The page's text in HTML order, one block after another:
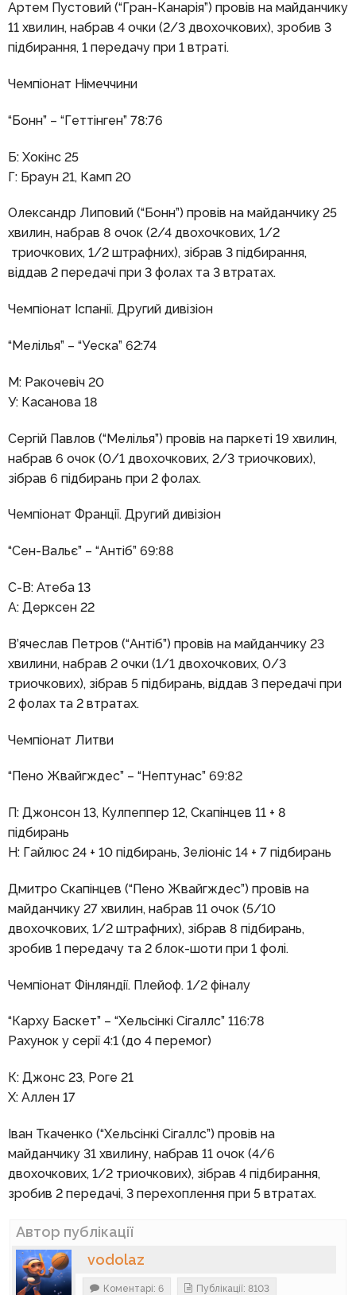
Артем Пустовий (“Гран-Канарія”) провів на майданчику
11 хвилин, набрав 4 очки (2/3 двохочкових), зробив 3
підбирання, 1 передачу при 1 втраті.
Чемпіонат Німеччини
“Бонн” – “Геттінген” 78:76
Б: Хокінс 25
Г: Браун 21, Камп 20
Олександр Липовий (“Бонн”) провів на майданчику 25
хвилин, набрав 8 очок (2/4 двохочкових, 1/2
триочкових, 1/2 штрафних), зібрав 3 підбирання,
віддав 2 передачі при 3 фолах та 3 втратах.
Чемпіонат Іспанії. Другий дивізіон
“Мелілья” – “Уеска” 62:74
М: Ракочевіч 20
У: Касанова 18
Сергій Павлов (“Мелілья”) провів на паркеті 19 хвилин,
набрав 6 очок (0/1 двохочкових, 2/3 триочкових),
зібрав 6 підбирань при 2 фолах.
Чемпіонат Франції. Другий дивізіон
“Сен-Вальє” – “Антіб” 69:88
С-В: Атеба 13
А: Дерксен 22
В’ячеслав Петров (“Антіб”) провів на майданчику 23
хвилини, набрав 2 очки (1/1 двохочкових, 0/3
триочкових), зібрав 5 підбирань, віддав 3 передачі при
2 фолах та 2 втратах.
Чемпіонат Литви
“Пено Жвайгждес” – “Нептунас” 69:82
П: Джонсон 13, Кулпеппер 12, Скапінцев 11 + 8
підбирань
Н: Гайлюс 24 + 10 підбирань, Зеліоніс 14 + 7 підбирань
Дмитро Скапінцев (“Пено Жвайгждес”) провів на
майданчику 27 хвилин, набрав 11 очок (5/10
двохочкових, 1/2 штрафних), зібрав 8 підбирань,
зробив 1 передачу та 2 блок-шоти при 1 фолі.
Чемпіонат Фінляндії. Плейоф. 1/2 фіналу
“Карху Баскет” – “Хельсінкі Сігаллс” 116:78
Рахунок у серії 4:1 (до 4 перемог)
К: Джонс 23, Роге 21
Х: Аллен 17
Іван Ткаченко (“Хельсінкі Сігаллс”) провів на
майданчику 31 хвилину, набрав 11 очок (4/6
двохочкових, 1/2 триочкових), зібрав 4 підбирання,
зробив 2 передачі, 3 перехоплення при 5 втратах.
Автор публікації
vodolaz
Коментарі: 6 Публікації: 8103